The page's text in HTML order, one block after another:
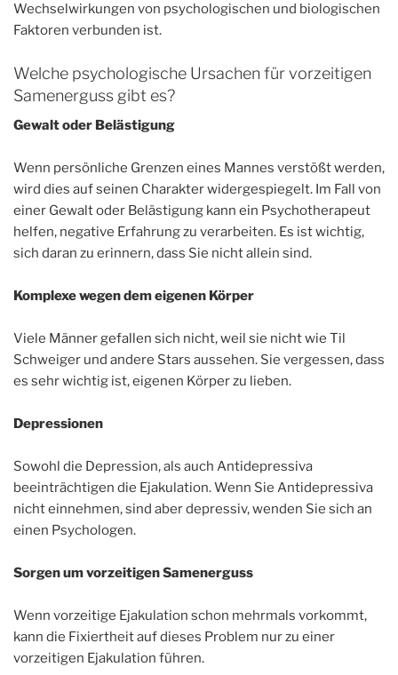
Wechselwirkungen von psychologischen und biologischen
Faktoren verbunden ist.
Welche psychologische Ursachen für vorzeitigen
Samenerguss gibt es?
Gewalt oder Belästigung
Wenn persönliche Grenzen eines Mannes verstößt werden,
wird dies auf seinen Charakter widergespiegelt. Im Fall von
einer Gewalt oder Belästigung kann ein Psychotherapeut
helfen, negative Erfahrung zu verarbeiten. Es ist wichtig,
sich daran zu erinnern, dass Sie nicht allein sind.
Komplexe wegen dem eigenen Körper
Viele Männer gefallen sich nicht, weil sie nicht wie Til
Schweiger und andere Stars aussehen. Sie vergessen, dass
es sehr wichtig ist, eigenen Körper zu lieben.
Depressionen
Sowohl die Depression, als auch Antidepressiva
beeinträchtigen die Ejakulation. Wenn Sie Antidepressiva
nicht einnehmen, sind aber depressiv, wenden Sie sich an
einen Psychologen.
Sorgen um vorzeitigen Samenerguss
Wenn vorzeitige Ejakulation schon mehrmals vorkommt,
kann die Fixiertheit auf dieses Problem nur zu einer
vorzeitigen Ejakulation führen.